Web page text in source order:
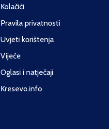
Kolačići
Pravila privatnosti
Uvjeti korištenja
Vijeće
Oglasi i natječaji
Kresevo.info